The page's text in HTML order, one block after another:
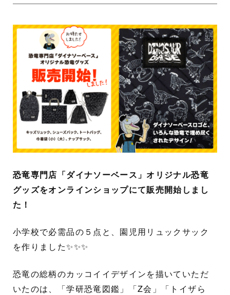
恐竜専門店「ダイナソーベース」オリジナル恐竜
グッズをオンラインショップにて販売開始しまし
た！
小学校で必需品の５点と、園児用リュックサック
を作りました✨✨✨
恐竜の総柄のカッコイイデザインを描いていただ
いたのは、「学研恐竜図鑑」「Z会」「トイザら